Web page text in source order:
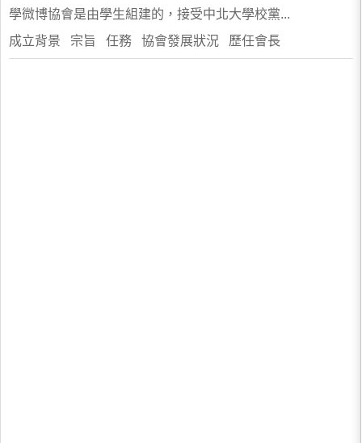
學微博協會是由學生組建的，接受中北大學校黨...
成立背景 宗旨 任務 協會發展狀況 歷任會長